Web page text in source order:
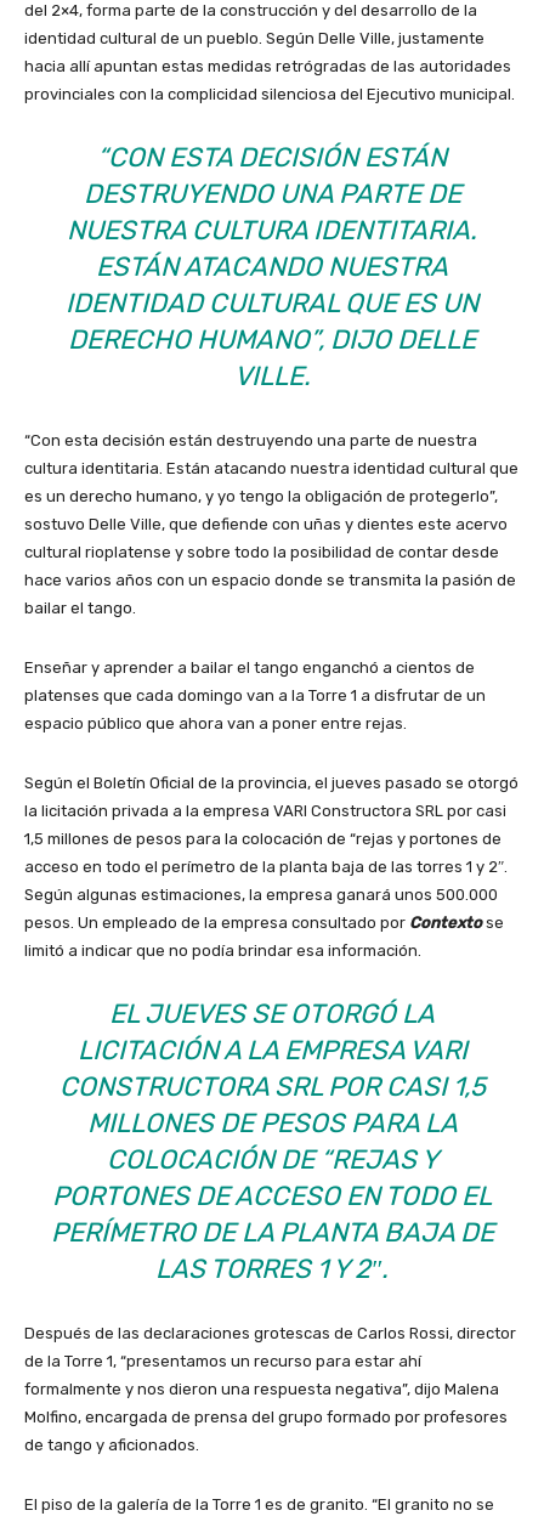
del 2×4, forma parte de la construcción y del desarrollo de la
identidad cultural de un pueblo. Según Delle Ville, justamente
hacia allí apuntan estas medidas retrógradas de las autoridades
provinciales con la complicidad silenciosa del Ejecutivo municipal.
“CON ESTA DECISIÓN ESTÁN
DESTRUYENDO UNA PARTE DE
NUESTRA CULTURA IDENTITARIA.
ESTÁN ATACANDO NUESTRA
IDENTIDAD CULTURAL QUE ES UN
DERECHO HUMANO”, DIJO DELLE
VILLE.
“Con esta decisión están destruyendo una parte de nuestra
cultura identitaria. Están atacando nuestra identidad cultural que
es un derecho humano, y yo tengo la obligación de protegerlo”,
sostuvo Delle Ville, que defiende con uñas y dientes este acervo
cultural rioplatense y sobre todo la posibilidad de contar desde
hace varios años con un espacio donde se transmita la pasión de
bailar el tango.
Enseñar y aprender a bailar el tango enganchó a cientos de
platenses que cada domingo van a la Torre 1 a disfrutar de un
espacio público que ahora van a poner entre rejas.
Según el Boletín Oficial de la provincia, el jueves pasado se otorgó
la licitación privada a la empresa VARI Constructora SRL por casi
1,5 millones de pesos para la colocación de “rejas y portones de
acceso en todo el perímetro de la planta baja de las torres 1 y 2″.
Según algunas estimaciones, la empresa ganará unos 500.000
pesos. Un empleado de la empresa consultado por Contexto se
limitó a indicar que no podía brindar esa información.
EL JUEVES SE OTORGÓ LA
LICITACIÓN A LA EMPRESA VARI
CONSTRUCTORA SRL POR CASI 1,5
MILLONES DE PESOS PARA LA
COLOCACIÓN DE “REJAS Y
PORTONES DE ACCESO EN TODO EL
PERÍMETRO DE LA PLANTA BAJA DE
LAS TORRES 1 Y 2″.
Después de las declaraciones grotescas de Carlos Rossi, director
de la Torre 1, “presentamos un recurso para estar ahí
formalmente y nos dieron una respuesta negativa”, dijo Malena
Molfino, encargada de prensa del grupo formado por profesores
de tango y aficionados.
El piso de la galería de la Torre 1 es de granito. “El granito no se